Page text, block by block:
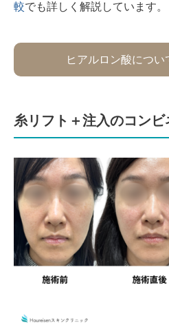
較でも詳しく解説しています。
ヒアルロン酸につい
糸リフト＋注入のコンビ